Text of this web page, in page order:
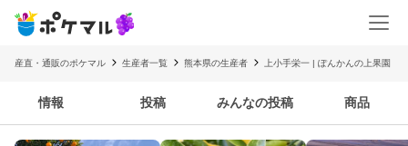
産直・通販のポケマル 生産者一覧 熊本県の生産者 上小手栄一 | ぽんかんの上果園
情報 投稿 みんなの投稿 商品